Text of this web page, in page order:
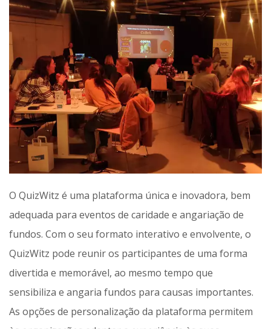
O QuizWitz é uma plataforma única e inovadora, bem
adequada para eventos de caridade e angariação de
fundos. Com o seu formato interativo e envolvente, o
QuizWitz pode reunir os participantes de uma forma
divertida e memorável, ao mesmo tempo que
sensibiliza e angaria fundos para causas importantes.
As opções de personalização da plataforma permitem